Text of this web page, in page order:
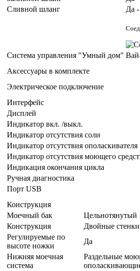
Сливной шланг
Да
Система управления "Умный дом"
Аксессуары в комплекте
Электрическое подключение
Интерфейс
Дисплей
Индикатор вкл. /выкл.
Индикатор отсутствия соли
Индикатор отсутствия ополаскивателя
Индикатор отсутствия моющего
Индикация окончания цикла
Ручная диагностика
Порт USB
Конструкция
Моечный бак
Цельнотянутый
Конструкция
Двойные стенки
Регулируемые по
высоте ножки
Да
Нижняя моечная
система
Раздельные